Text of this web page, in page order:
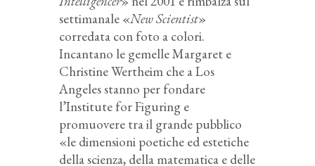
settimanale «New Scientist»
corredata con foto a colori.
Incantano le gemelle Margaret e
Christine Wertheim che a Los
Angeles stanno per fondare
l’Institute for Figuring e
promuovere tra il grande pubblico
«le dimensioni poetiche ed estetiche
della scienza, della matematica e delle